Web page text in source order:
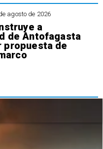
agosto de 2026
a
de Antofagasta
propuesta de